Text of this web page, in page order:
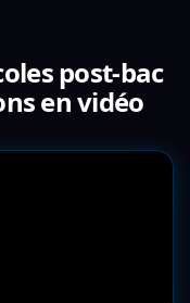
post-bac
en vidéo